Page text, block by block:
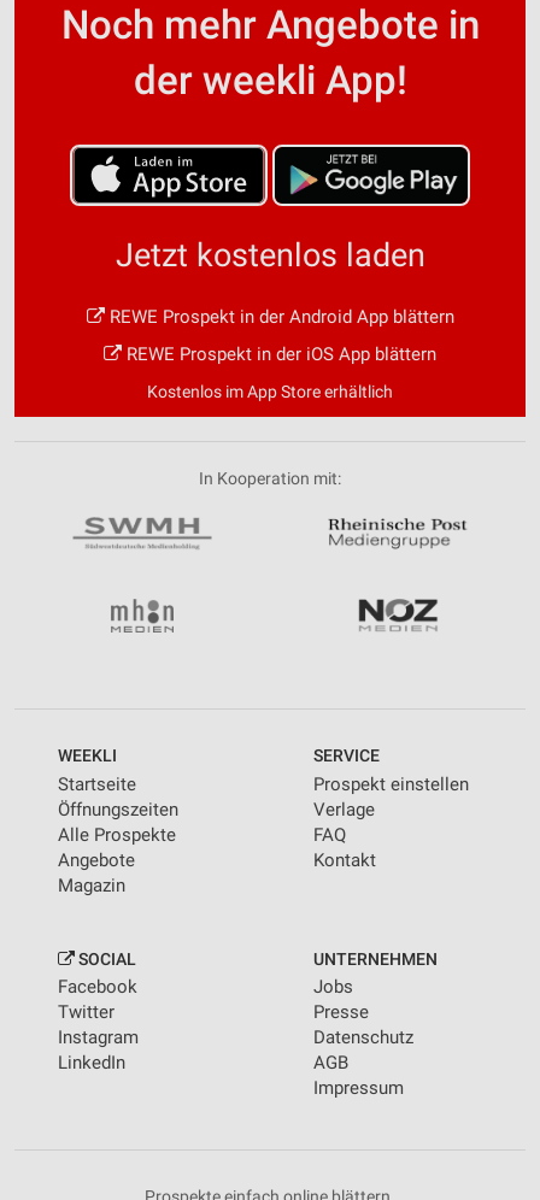
Noch mehr Angebote in
der weekli App!
Jetzt kostenlos laden
REWE Prospekt in der Android App blättern
REWE Prospekt in der iOS App blättern
Kostenlos im App Store erhältlich
In Kooperation mit:
WEEKLI
Startseite
Öffnungszeiten
Alle Prospekte
Angebote
Magazin
SERVICE
Prospekt einstellen
Verlage
FAQ
Kontakt
SOCIAL
Facebook
Twitter
Instagram
LinkedIn
UNTERNEHMEN
Jobs
Presse
Datenschutz
AGB
Impressum